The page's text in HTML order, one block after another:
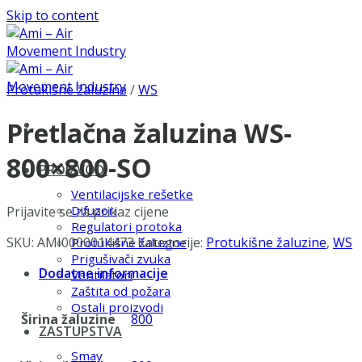
Skip to content
PROIZVODI
Ventilacijske rešetke
Difuzori
Regulatori protoka
Protukišne žaluzine
Prigušivači zvuka
Ventilatori
Zaštita od požara
Ostali proizvodi
ZASTUPSTVA
Smay
Protukišne žaluzine /WS
Pretlačna žaluzina WS-
800×800-SO
Prijavite se za prikaz cijene
SKU: AMI0000014473 Kategorije: Protukišne žaluzine, WS
Dodatne informacije
Širina žaluzine 800